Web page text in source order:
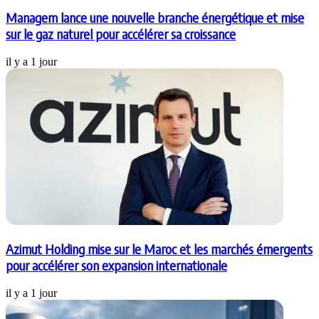
Managem lance une nouvelle branche énergétique et mise
sur le gaz naturel pour accélérer sa croissance
il y a 1 jour
Azimut Holding mise sur le Maroc et les marchés émergents
pour accélérer son expansion internationale
il y a 1 jour